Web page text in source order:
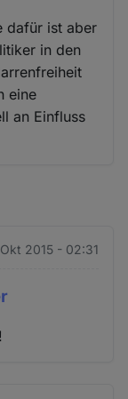
dafür ist aber
in den
eine
an Einfluss
2015 - 02:31